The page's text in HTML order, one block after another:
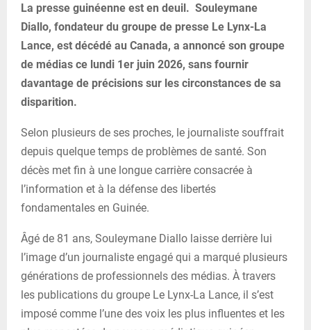
La presse guinéenne est en deuil. Souleymane
Diallo, fondateur du groupe de presse Le Lynx-La
Lance, est décédé au Canada, a annoncé son groupe
de médias ce lundi 1er juin 2026, sans fournir
davantage de précisions sur les circonstances de sa
disparition.
Selon plusieurs de ses proches, le journaliste souffrait
depuis quelque temps de problèmes de santé. Son
décès met fin à une longue carrière consacrée à
l’information et à la défense des libertés
fondamentales en Guinée.
Âgé de 81 ans, Souleymane Diallo laisse derrière lui
l’image d’un journaliste engagé qui a marqué plusieurs
générations de professionnels des médias. À travers
les publications du groupe Le Lynx-La Lance, il s’est
imposé comme l’une des voix les plus influentes et les